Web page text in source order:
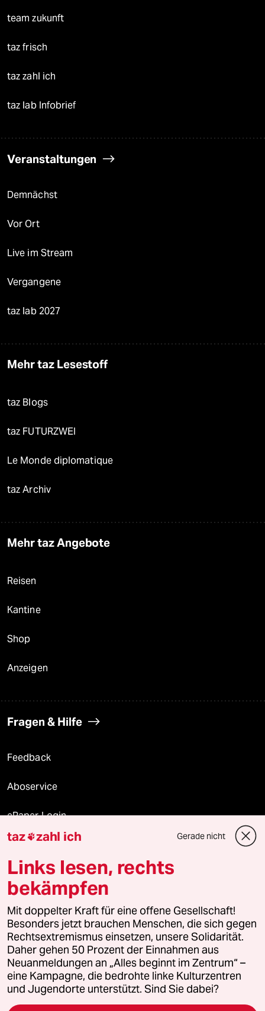
team zukunft
taz frisch
taz zahl ich
taz lab Infobrief
Veranstaltungen
Demnächst
Vor Ort
Live im Stream
Vergangene
taz lab 2027
Mehr taz Lesestoff
taz Blogs
taz FUTURZWEI
Le Monde diplomatique
taz Archiv
Mehr taz Angebote
Reisen
Kantine
Shop
Anzeigen
Fragen & Hilfe
Feedback
Aboservice
ePaper Login
Downloads für Abonnierende
© 2026 taz Verlags und Vertriebs GmbH
Alle Rechte vorbehalten. Bei rechtlichen Fragen oder für Genehmigungen
wenden Sie sich bitte an
lizenzen@taz.de
Feedback Redaktionsstatut Kommune-Richtlinien
Leitlinie Informant Datenschutz Impressum AGB
taz zahl ich Gerade nicht
Links lesen, rechts
bekämpfen
Mit doppelter Kraft für eine offene Gesellschaft!
Besonders jetzt brauchen Menschen, die sich gegen
Rechtsextremismus einsetzen, unsere Solidarität.
Daher gehen 50 Prozent der Einnahmen aus
Neuanmeldungen an „Alles beginnt im Zentrum“ –
eine Kampagne, die bedrohte linke Kulturzentren
und Jugendorte unterstützt. Sind Sie dabei?